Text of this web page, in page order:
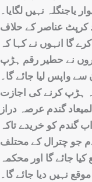
یاجنگلہ نہیں لگایا۔
کرپٹ عناصر کے حلاف
گا انہوں نے کہا کہ
نے حطیر رقم ہڑپ
سے واپس لیا جائے گا۔
ہڑپ کرنے کی اجازت
گندم عرصہ دراز
گندم کو خریدے تاکہ
جو چترال کے محتلف
جائے گا اور محکمہ
نہیں دیا جائے گا۔